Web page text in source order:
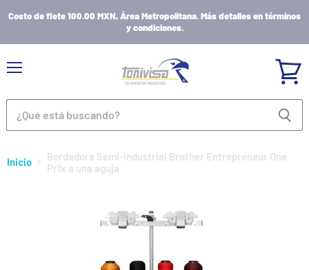
Costo de flete 100.00 MXN, Área Metropolitana. Más detalles en términos
y condiciones.
carrito
Inicio
Bordadora Semi-industrial Brother Entrepreneur One
Pr1x a una aguja